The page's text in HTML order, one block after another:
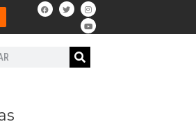
F
a
c
b
T
w
i
t
I
n
s
t
a
r
Y
o
u
t
u
e